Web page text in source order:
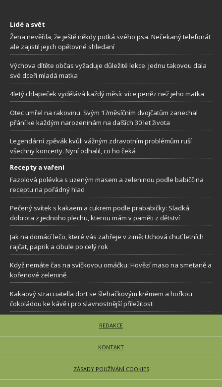
Lidé a svět
Žena nevěřila, že ještě někdy potká svého psa. Nečekaný telefonát
ale zajistil jejich opětovné shledaní
Výchova dítěte občas vyžaduje důležité lekce. Jednu takovou dala
své dceři mladá matka
4letý chlapeček vydělává každý měsíc více peněz než jeho matka
Otec umřel na rakovinu. Svým 17měsíčním dvojčatům zanechal
přání ke každým narozeninám na dalších 30 let života
Legendární zpěvák kvůli vážným zdravotním problémům ruší
všechny koncerty. Nyní odhalil, co ho čeká
Recepty a vaření
Fazolová polévka s uzeným masem a zeleninou podle babiččina
receptu na pořádný hlad
Pečený svítek s kakaem a cukrem podle prababičky: Sladká
dobrota z jednoho plechu, kterou mám v paměti z dětství
Jak na domácí lečo, které vás zahřeje v zimě: Uchová chuť letních
rajčat, paprik a cibule po celý rok
Když nemáte čas na svíčkovou omáčku: Hovězí maso na smetaně a
kořenové zelenině
Kakaový stracciatella dort se šlehačkovým krémem a hořkou
čokoládou ke kávě i pro slavnostnější příležitost
REDAKCE
KONTAKT
ZÁSADY POUŽÍVÁNÍ COOKIES